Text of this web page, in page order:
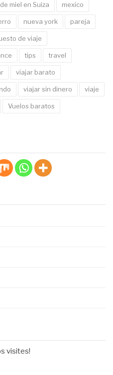
miel en Suiza mexico
nueva york pareja
de viaje
tips travel
viajar barato
viajar sin dinero viaje
Vuelos baratos
visites!